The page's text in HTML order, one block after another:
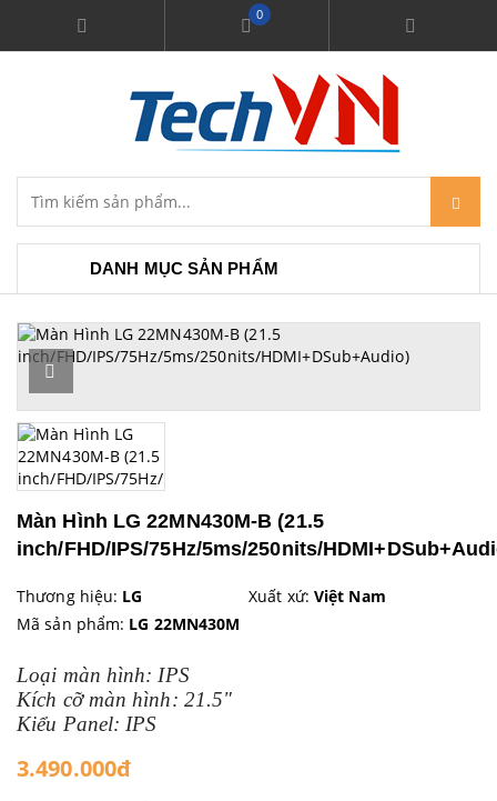
0
DANH MỤC SẢN PHẨM
Màn Hình LG 22MN430M-B (21.5
inch/FHD/IPS/75Hz/5ms/250nits/
Thương hiệu: LG Xuất xứ: Việt Nam
Mã sản phẩm: LG 22MN430M
Loại màn hình: IPS
Kích cỡ màn hình: 21.5"
Kiểu Panel: IPS
3.490.000đ